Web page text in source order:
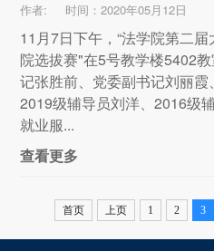
作者: 时间：2020年05月12日
11月7日下午，“法学院第二
院选拔赛"在5号教学楼5402
记张胜前、党委副书记刘丽霞
2019级辅导员刘洋、2016级
就业服...
查看更多
首页 上页 1 2 3